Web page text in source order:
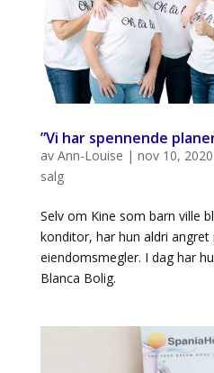
”Vi har spennende
av Ann-Louise | nov 10, 2020
salg
Selv om Kine som barn ville
konditor, har hun aldri
eiendomsmegler. I dag har
Blanca Bolig.